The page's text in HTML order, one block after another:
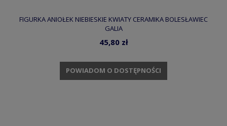
FIGURKA ANIOŁEK NIEBIESKIE KWIATY CERAMIKA BOLESŁAWIEC
GALIA
45,80 zł
POWIADOM O DOSTĘPNOŚCI